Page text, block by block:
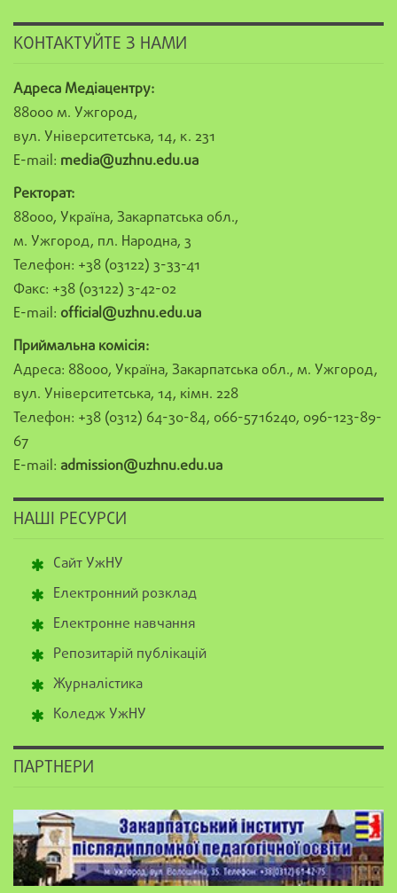
КОНТАКТУЙТЕ З НАМИ
Адреса Медіацентру:
88000 м. Ужгород,
вул. Університетська, 14, к. 231
E-mail: media@uzhnu.edu.ua
Ректорат:
88000, Україна, Закарпатська обл.,
м. Ужгород, пл. Народна, 3
Телефон: +38 (03122) 3-33-41
Факс: +38 (03122) 3-42-02
E-mail: official@uzhnu.edu.ua
Приймальна комісія:
Адреса: 88000, Україна, Закарпатська обл., м. Ужгород,
вул. Університетська, 14, кімн. 228
Телефон: +38 (0312) 64-30-84, 066-5716240, 096-123-89-
67
E-mail: admission@uzhnu.edu.ua
НАШІ РЕСУРСИ
Сайт УжНУ
Електронний розклад
Електронне навчання
Репозитарій публікацій
Журналістика
Коледж УжНУ
ПАРТНЕРИ